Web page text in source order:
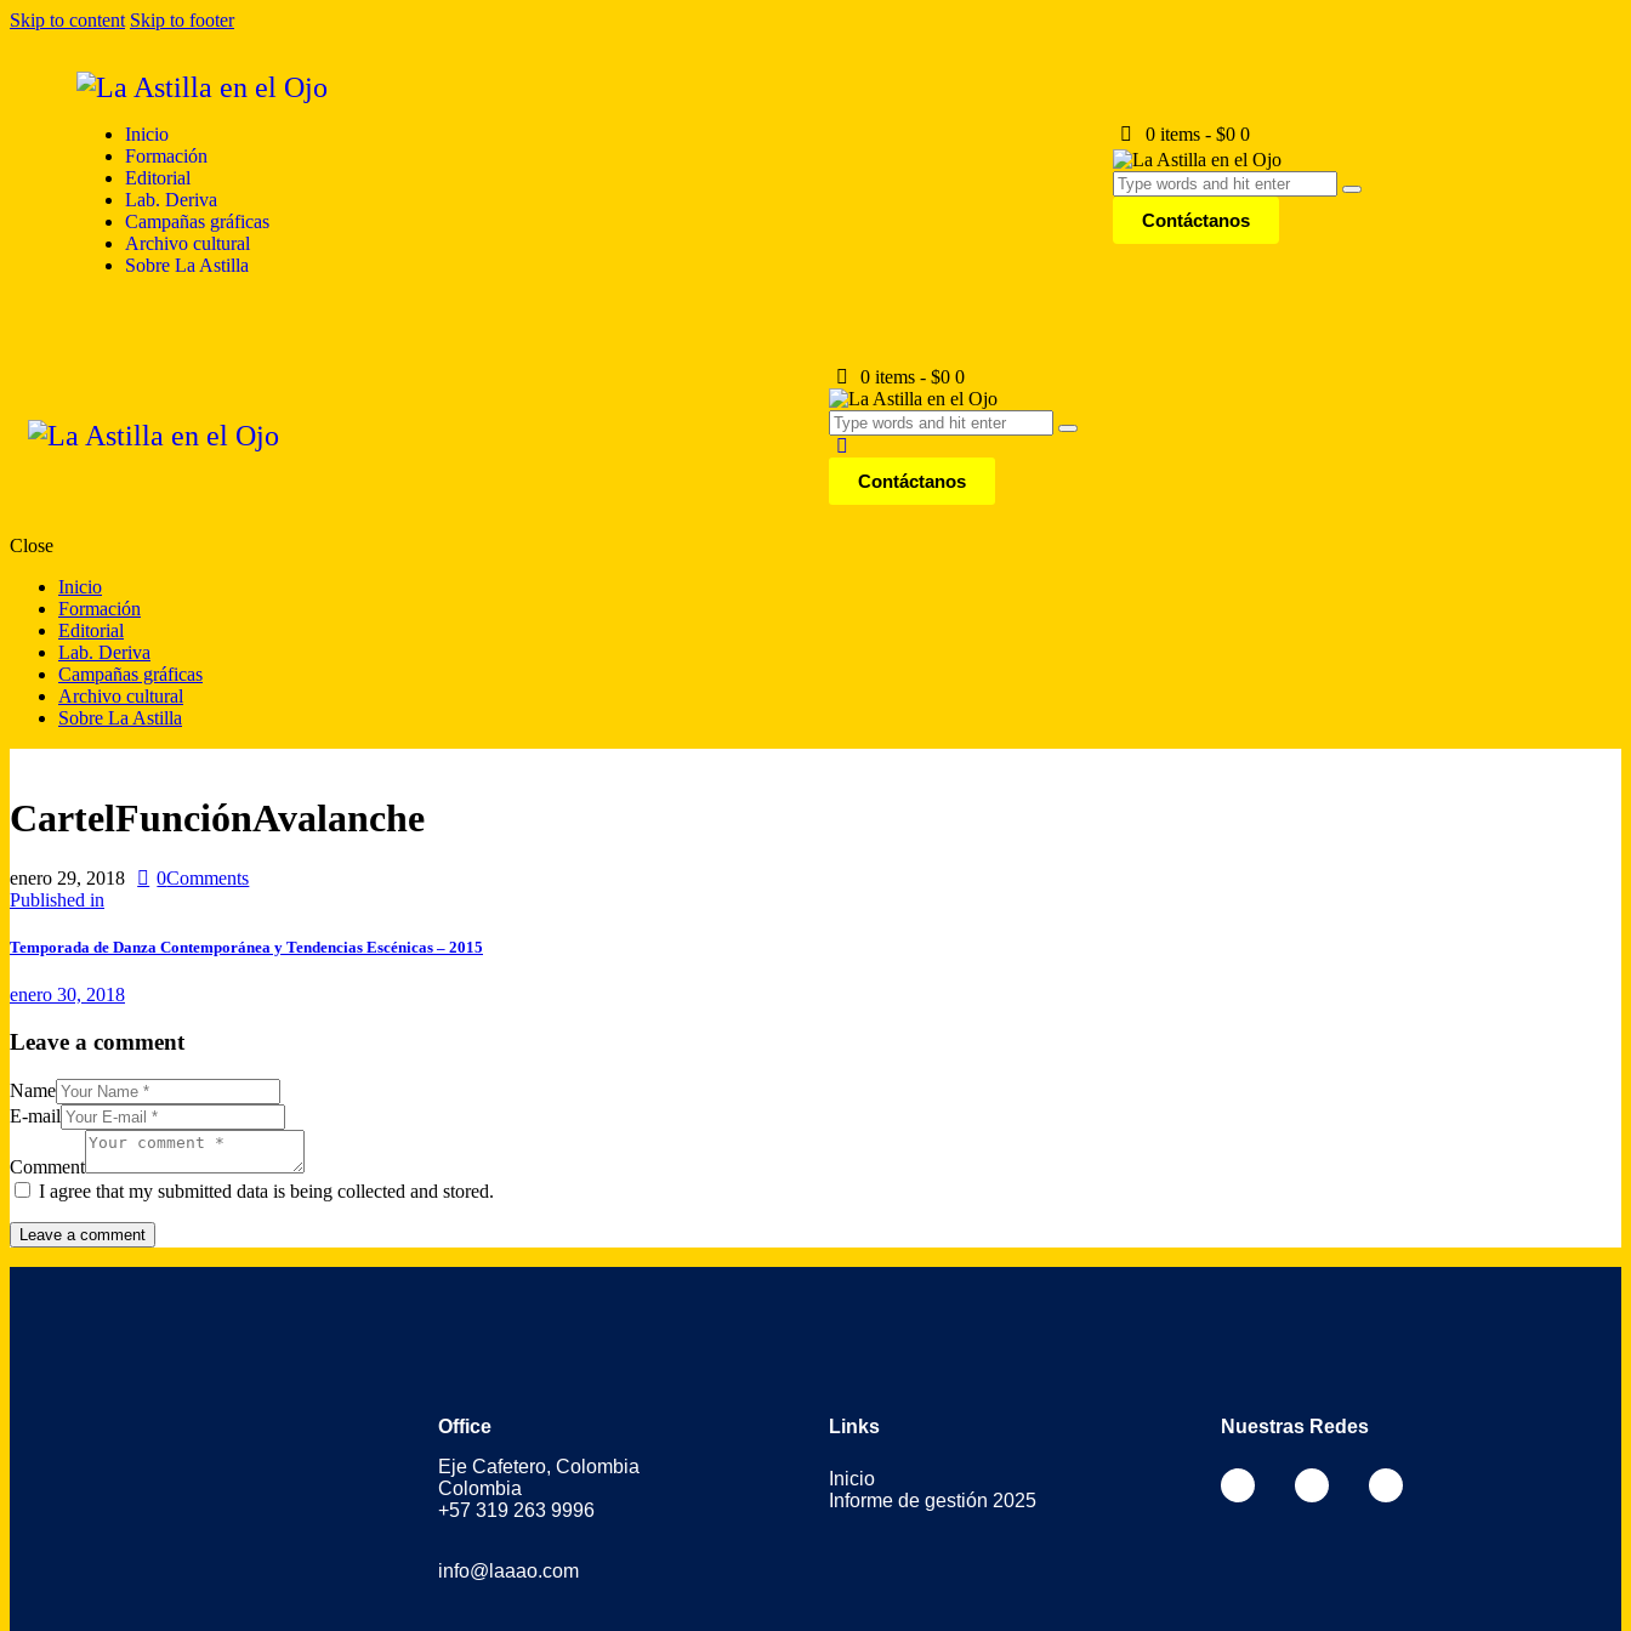
Skip to content Skip to footer
Inicio
Formación
Editorial
Lab. Deriva
Campañas gráficas
Archivo cultural
Sobre La Astilla
0 items- $0 0
Contáctanos
0 items -$0 0
Contáctanos
Close
Inicio
Formación
Editorial
Lab. Deriva
Campañas gráficas
Archivo cultural
Sobre La Astilla
CartelFunciónAvalanche
enero 29, 2018 0Comments
Published in
Temporada de Danza Contemporánea y Tendencias Escénicas – 2015
enero 30, 2018
Leave a comment
Name
E-mail
Comment
I agree that my submitted data is being collected and stored.
Office
Eje Cafetero, Colombia
Colombia
+57 319 263 9996
info@laaao.com
Links
Inicio
Informe de gestión 2025
Nuestras Redes